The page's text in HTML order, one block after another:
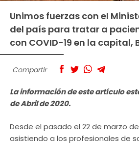
Unimos fuerzas con el
del país para tratar a
con COVID-19 en la capital,
Compartir
La información de este artículo
de Abril de 2020.
Desde el pasado el 22 de marzo
asistiendo a los profesionales de